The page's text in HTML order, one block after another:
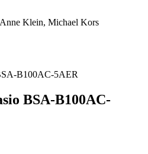
Klein, Michael Kors
B100AC-5AER
BSA-B100AC-